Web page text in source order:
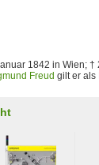
1842 in Wien;
Freud gilt er als